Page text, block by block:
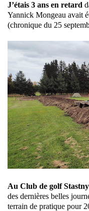
J’étais 3 ans en retard
Yannick Mongeau avait
(chronique du 25
Au Club de golf Stastny
des dernières belles
terrain de pratique pour